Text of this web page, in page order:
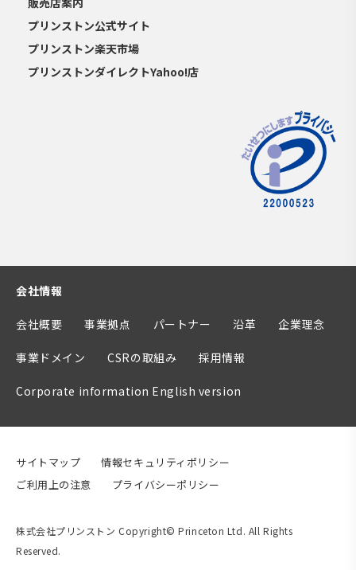
プリンストン公式サイト
プリンストン楽天市場
プリンストンダイレクトYahoo!店
会社情報
会社概要 事業拠点 パートナー 沿革 企業理念
事業ドメイン CSRの取組み 採用情報
Corporate information English version
サイトマップ
情報セキュリティポリシー
ご利用上の注意
プライバシーポリシー
株式会社プリンストン Copyright© Princeton Ltd. All Rights
Reserved.